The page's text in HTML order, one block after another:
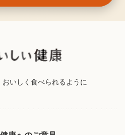
おいしく食べられるように